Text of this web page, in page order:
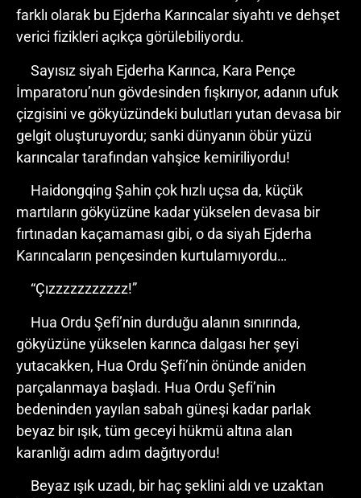
farklı olarak bu Ejderha Karıncalar siyahtı ve dehşet
verici fizikleri açıkça görülebiliyordu.
Sayısız siyah Ejderha Karınca, Kara Pençe
İmparatoru’nun gövdesinden fışkırıyor, adanın ufuk
çizgisini ve gökyüzündeki bulutları yutan devasa bir
gelgit oluşturuyordu; sanki dünyanın öbür yüzü
karıncalar tarafından vahşice kemiriliyordu!
Haidongqing Şahin çok hızlı uçsa da, küçük
martıların gökyüzüne kadar yükselen devasa bir
fırtınadan kaçamaması gibi, o da siyah Ejderha
Karıncaların pençesinden kurtulamıyordu…
“Çızzzzzzzzzzz!”
Hua Ordu Şefi’nin durduğu alanın sınırında,
gökyüzüne yükselen karınca dalgası her şeyi
yutacakken, Hua Ordu Şefi’nin önünde aniden
parçalanmaya başladı. Hua Ordu Şefi’nin
bedeninden yayılan sabah güneşi kadar parlak
beyaz bir ışık, tüm geceyi hükmü altına alan
karanlığı adım adım dağıtıyordu!
Beyaz ışık uzadı, bir haç şeklini aldı ve uzaktan